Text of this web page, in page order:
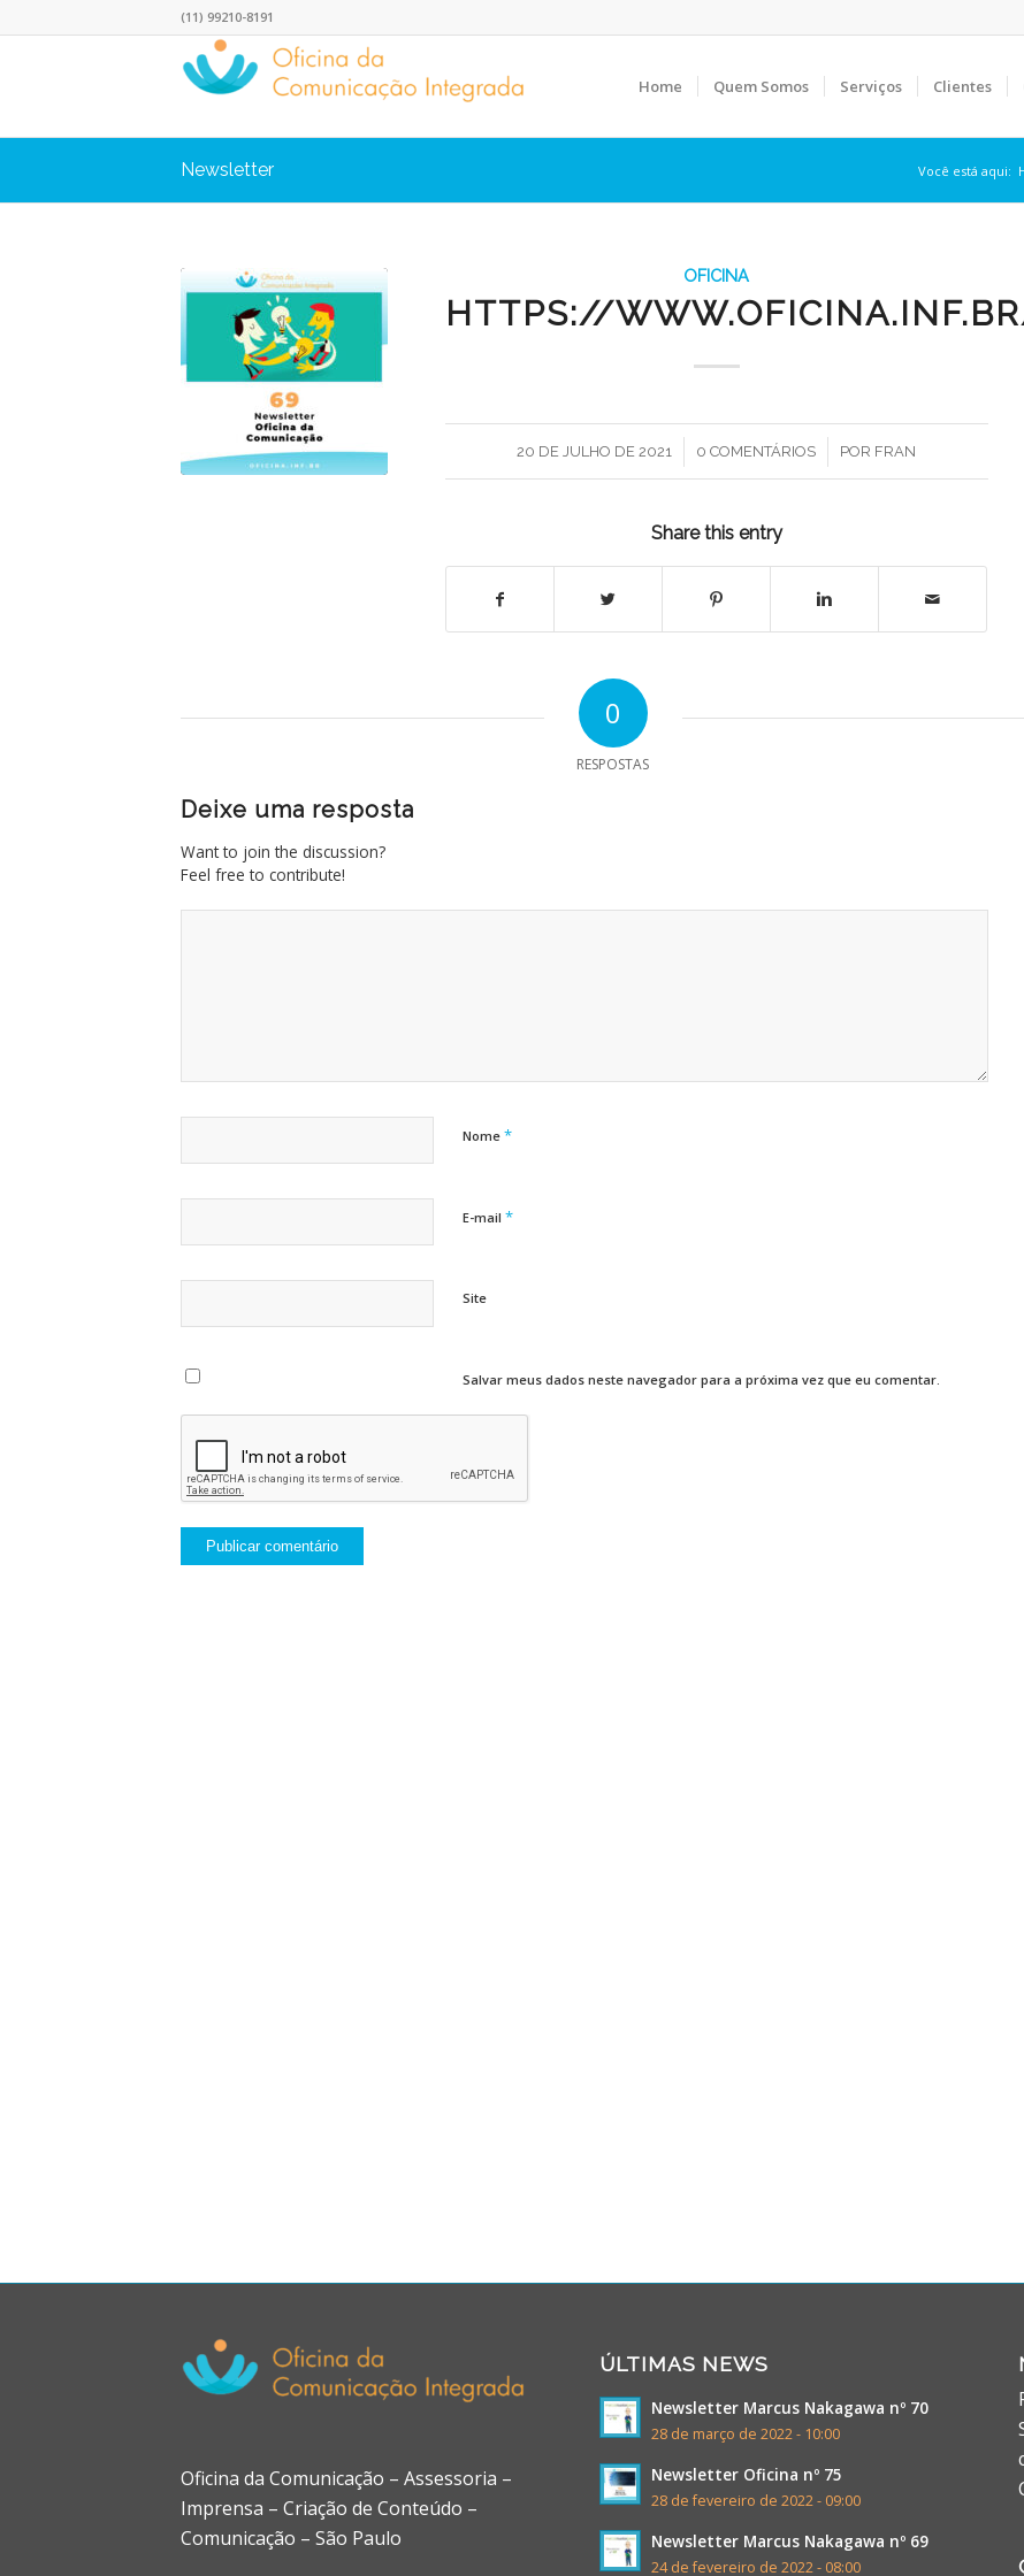
(11) 99210-8191
Home Quem Somos Serviços Clientes
Newsletter Você está aqui:
OFICINA
HTTPS://
20 DE JULHO DE 2021
/ 0 COMENTÁRIOS
/ POR FRAN
Share this entry
0
RESPOSTAS
Deixe uma resposta
Want to join the discussion?
Feel free to contribute!
Nome *
E-mail *
Site
Salvar meus dados neste navegador para a próxima vez que eu comentar.
Oficina da Comunicação – Assessoria –
Imprensa – Criação de Conteúdo –
Comunicação – São Paulo
ÚLTIMAS NEWS
Newsletter Marcus Nakagawa nº 70
28 de março de 2022 - 10:00
Newsletter Oficina nº 75
28 de fevereiro de 2022 - 09:00
Newsletter Marcus Nakagawa nº 69
24 de fevereiro de 2022 - 08:00